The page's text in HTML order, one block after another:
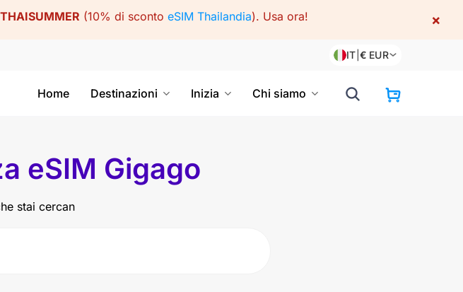
THAISUMMER (10% di sconto eSIM Thailandia). Usa ora! ×
IT |€ EUR
Home Destinazioni Inizia Chi siamo
eSIM Gigago
stai cercan